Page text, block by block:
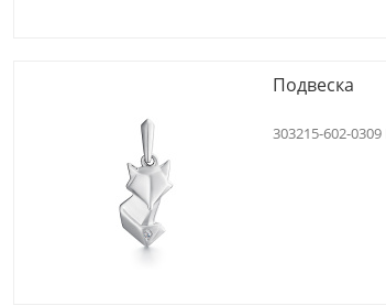
Подвеска
303215-602-